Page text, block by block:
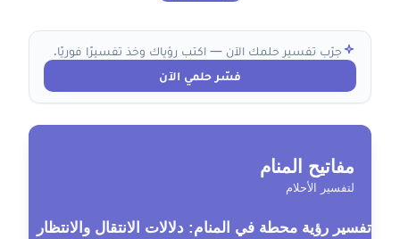
جرّب تفسير حلمك الآن — اكتب رؤياك وخذ تفسيرًا فوريًا.
فسّر حلمي الآن